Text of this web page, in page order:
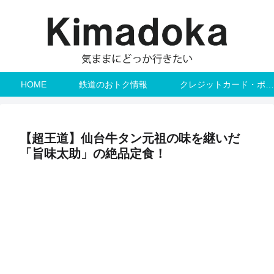
HOME 鉄道のおトク情報
【超王道】仙台牛タン元祖の味を継いだ
「旨味太助」の絶品定食！